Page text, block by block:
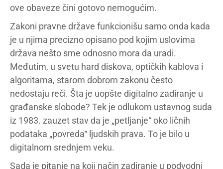
ove obaveze čini gotovo nemogućim.
Zakoni pravne države funkcionišu samo onda kada
je u njima precizno opisano pod kojim uslovima
država nešto sme odnosno mora da uradi.
Međutim, u svetu hard diskova, optičkih kablova i
algoritama, starom dobrom zakonu često
nedostaju reči. Šta je uopšte digitalno zadiranje u
građanske slobode? Tek je odlukom ustavnog suda
iz 1983. zauzet stav da je „petljanje“ oko ličnih
podataka „povreda“ ljudskih prava. To je bilo u
digitalnom srednjem veku.
Sada je pitanje na koji način zadiranje u podvodni